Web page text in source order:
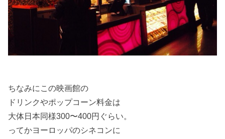
ちなみにこの映画館の
ドリンクやポップコーン料金は
大体日本同様300〜400円ぐらい。
ってかヨーロッパのシネコンに